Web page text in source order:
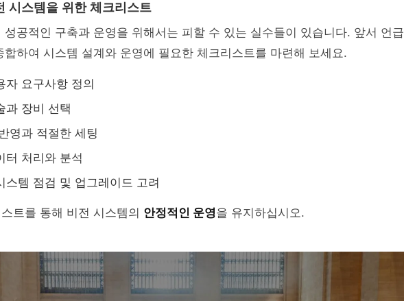
시스템을 위한 체크리스트
성공적인 구축과 운영을 위해서는 피할 수 있는 실수들이 있습니다. 앞서 언급
합하여 시스템 설계와 운영에 필요한 체크리스트를 마련해 보세요.
자 요구사항 정의
과 장비 선택
영과 적절한 세팅
터 처리와 분석
스템 점검 및 업그레이드 고려
트를 통해 비전 시스템의 안정적인 운영을 유지하십시오.